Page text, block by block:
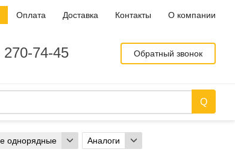
однорядные Аналоги
270-74-45 Обратный звонок
Оплата Доставка Контакты О компании